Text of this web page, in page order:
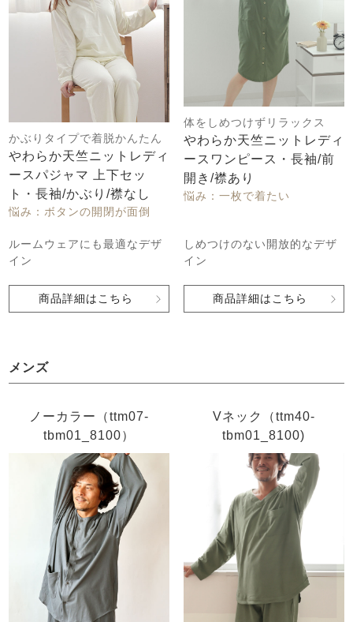
かぶりタイプで着脱かんたん
やわらか天竺ニットレディ
ースパジャマ 上下セッ
ト・長袖/かぶり/襟なし
悩み：ボタンの開閉が面倒
ルームウェアにも最適なデザ
イン
商品詳細はこちら
体をしめつけずリラックス
やわらか天竺ニットレディ
ースワンピース・長袖/前
開き/襟あり
悩み：一枚で着たい
しめつけのない開放的なデザ
イン
商品詳細はこちら
メンズ
ノーカラー（ttm07-
tbm01_8100）
Vネック（ttm40-
tbm01_8100)